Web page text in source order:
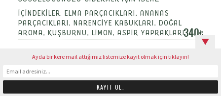
İÇINDEKILER: ELMA PARÇACIKLARI, ANANAS
PARÇACIKLARI, NARENCIYE KABUKLARI, DOĞAL
AROMA, KUŞBURNU, LIMON, ASPIR YAPRAKLARI340
Mystic
HAYAL GÜCÜNÜZÜ ZORLAYACAK BIR YEŞIL ÇAY
HARMANI ILE KARŞINIZDAYIZ. FARKLI KÜLTÜRLERDEN
▼
Ayda bir kere mail attığımız listemize kayıt olmak için tıklayın!